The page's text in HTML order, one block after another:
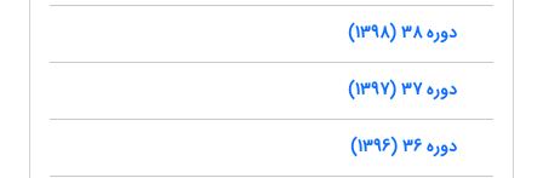
دوره 38 (1398)
دوره 37 (1397)
دوره 36 (1396)